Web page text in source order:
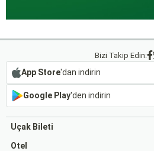
Bizi Takip Edin:
App Store'dan indirin
Google Play'den indirin
Uçak Bileti
Otel